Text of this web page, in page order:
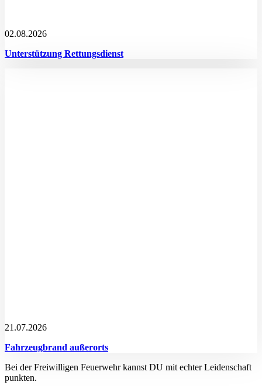
02.08.2026
Unterstützung Rettungsdienst
21.07.2026
Fahrzeugbrand außerorts
Bei der Freiwilligen Feuerwehr kannst DU mit echter Leidenschaft
punkten.